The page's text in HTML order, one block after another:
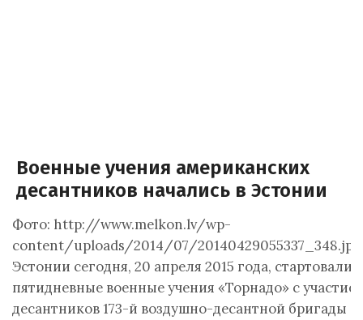
Военные учения американских
десантников начались в Эстонии
Фото: http://www.melkon.lv/wp-
content/uploads/2014/07/
Эстонии сегодня, 20 апреля 2015 года, стартовали
пятидневные военные учения «Торнадо» с
десантников 173-й воздушно-десантной бригады